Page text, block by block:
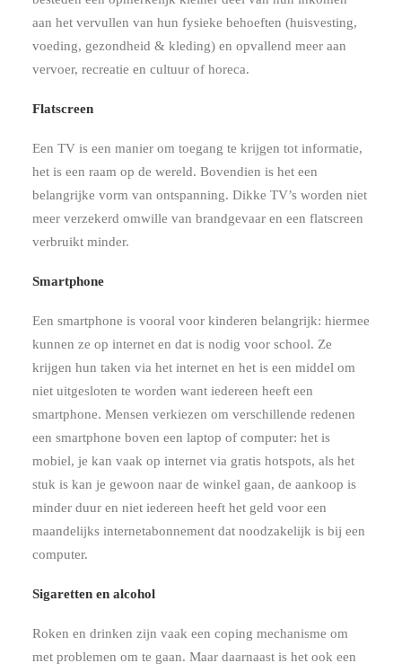
aan het vervullen van hun fysieke behoeften (huisvesting,
voeding, gezondheid & kleding) en opvallend meer aan
vervoer, recreatie en cultuur of horeca.
Flatscreen
Een TV is een manier om toegang te krijgen tot informatie,
het is een raam op de wereld. Bovendien is het een
belangrijke vorm van ontspanning. Dikke TV’s worden niet
meer verzekerd omwille van brandgevaar en een flatscreen
verbruikt minder.
Smartphone
Een smartphone is vooral voor kinderen belangrijk: hiermee
kunnen ze op internet en dat is nodig voor school. Ze
krijgen hun taken via het internet en het is een middel om
niet uitgesloten te worden want iedereen heeft een
smartphone. Mensen verkiezen om verschillende redenen
een smartphone boven een laptop of computer: het is
mobiel, je kan vaak op internet via gratis hotspots, als het
stuk is kan je gewoon naar de winkel gaan, de aankoop is
minder duur en niet iedereen heeft het geld voor een
maandelijks internetabonnement dat noodzakelijk is bij een
computer.
Sigaretten en alcohol
Roken en drinken zijn vaak een coping mechanisme om
met problemen om te gaan. Maar daarnaast is het ook een